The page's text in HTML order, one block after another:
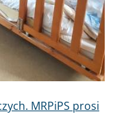
MRPiPS prosi